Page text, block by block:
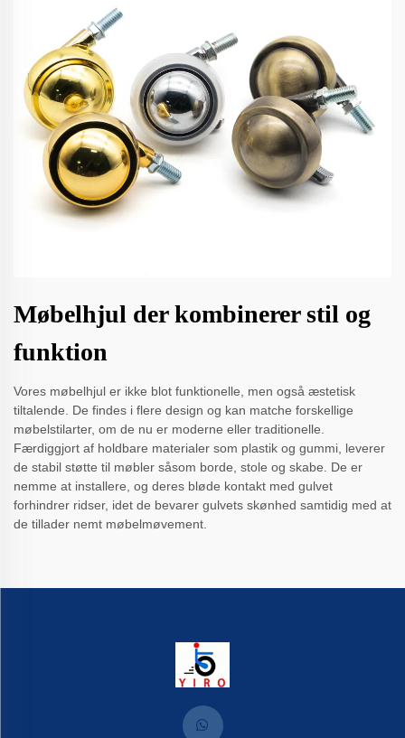
Møbelhjul der kombinerer stil og
funktion
Vores møbelhjul er ikke blot funktionelle, men også æstetisk
tiltalende. De findes i flere design og kan matche forskellige
møbelstilarter, om de nu er moderne eller traditionelle.
Færdiggjort af holdbare materialer som plastik og gummi, leverer
de stabil støtte til møbler såsom borde, stole og skabe. De er
nemme at installere, og deres bløde kontakt med gulvet
forhindrer ridser, idet de bevarer gulvets skønhed samtidig med at
de tillader nemt møbelmøvement.